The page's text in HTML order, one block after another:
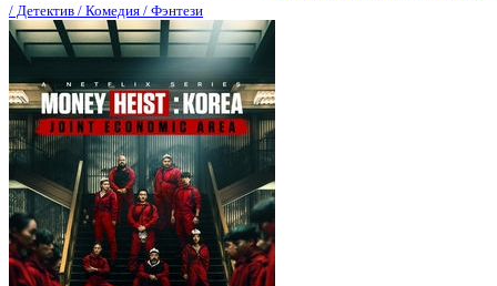
/ Детектив / Комедия / Фэнтези